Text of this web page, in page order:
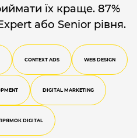
їх краще. 87%
або Senior рівня.
CONTEXT ADS WEB DESIGN
DIGITAL MARKETING
DIGITAL